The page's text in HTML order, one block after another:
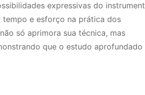
expressivas do
tempo e esforço na prática dos
só aprimora sua técnica, mas
que o estudo aprofundado